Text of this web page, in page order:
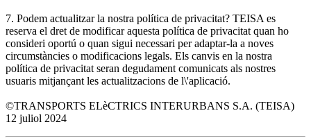
7. Podem actualitzar la nostra política de privacitat? TEISA es
reserva el dret de modificar aquesta política de privacitat quan ho
consideri oportú o quan sigui necessari per adaptar-la a noves
circumstàncies o modificacions legals. Els canvis en la nostra
política de privacitat seran degudament comunicats als nostres
usuaris mitjançant les actualitzacions de l\'aplicació.
©TRANSPORTS ELèCTRICS INTERURBANS S.A. (TEISA)
12 juliol 2024